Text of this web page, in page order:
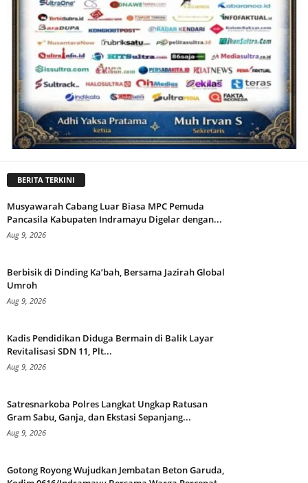
BERITA TERKINI
Musyawarah Cabang Luar Biasa MPC Pemuda
Pancasila Kabupaten Indramayu Digelar dengan...
Aug 9, 2026
Berbisik di Dinding Ka’bah, Bersama Jazirah Global
Umroh
Aug 9, 2026
Kadis Pendidikan Diduga Bermain di Balik Layar
Revitalisasi SDN 11, Plt...
Aug 9, 2026
Satresnarkoba Polres Langkat Ungkap Ratusan
Gram Sabu, Ganja, dan Ekstasi Sepanjang...
Aug 9, 2026
Gotong Royong Wujudkan Jembatan Beton Garuda,